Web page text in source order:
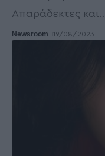
Απαράδεκτες και
Newsroom 19/08/2023